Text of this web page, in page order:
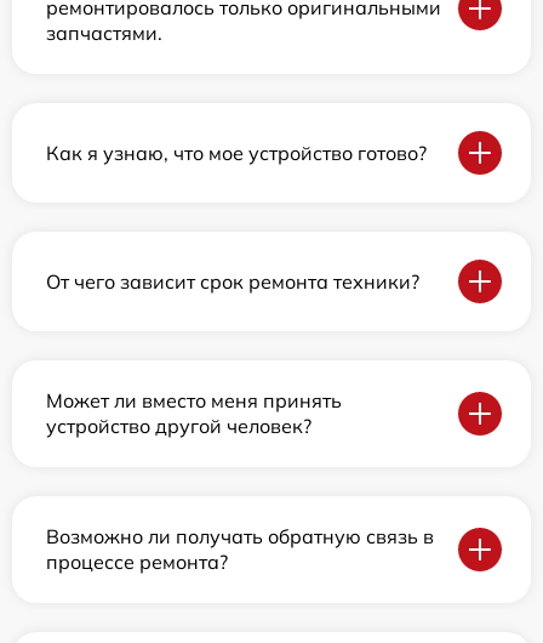
ремонтировалось только оригинальными
запчастями.
Как я узнаю, что мое устройство готово?
От чего зависит срок ремонта техники?
Может ли вместо меня принять
устройство другой человек?
Возможно ли получать обратную связь в
процессе ремонта?